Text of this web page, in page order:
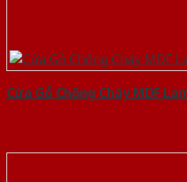
Cửa Gỗ Chống Cháy MDF